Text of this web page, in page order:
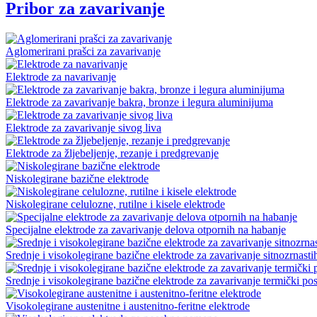
Pribor za zavarivanje
Aglomerirani prašci za zavarivanje
Elektrode za navarivanje
Elektrode za zavarivanje bakra, bronze i legura aluminijuma
Elektrode za zavarivanje sivog liva
Elektrode za žljebeljenje, rezanje i predgrevanje
Niskolegirane bazične elektrode
Niskolegirane celulozne, rutilne i kisele elektrode
Specijalne elektrode za zavarivanje delova otpornih na habanje
Srednje i visokolegirane bazične elektrode za zavarivanje
Srednje i visokolegirane bazične elektrode za zavarivanje termički
Visokolegirane austenitne i austenitno-feritne elektrode